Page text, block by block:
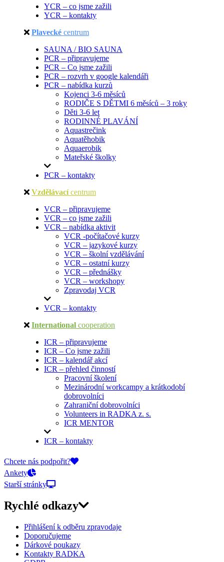
YCR – co jsme zažili
YCR – kontakty
Plavecké centrum
SAUNA / BIO SAUNA
PCR – připravujeme
PCR – Co jsme zažili
PCR – rozvrh v google kalendáři
PCR – nabídka kurzů
Kojenci 3-6 měsíců
RODIČE S DĚTMI 6 měsíců – 3 roky
Děti 3-6 let
RODINNÉ PLAVÁNÍ
Aquastrečink
Aquatěhobik
Aquaerobik
Mateřské školky
PCR – kontakty
Vzdělávací centrum
VCR – připravujeme
VCR – co jsme zažili
VCR – nabídka aktivit
VCR -počítačové kurzy
VCR – jazykové kurzy
VCR – školní vzdělávání
VCR – ostatní kurzy
VCR – přednášky
VCR – workshopy
Zpravodaj VCR
VCR – kontakty
International cooperation
ICR – připravujeme
ICR – Co jsme zažili
ICR – kalendář akcí
ICR – přehled činností
Pracovní školení
Mezinárodní workcampy a krátkodobí
dobrovolníci
Zahraniční dobrovolníci
Volunteers in RADKA z. s.
ICR MENTOR
ICR – kontakty
On-line přihlášky
Chcete nás podpořit?
Ankety
Starší stránky
Rychlé odkazy
Přihlášení k odběru zpravodaje
Doporučujeme
Dárkové poukazy
Kontakty RADKA